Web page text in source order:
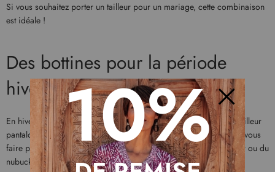
Si vous souhaitez porter un tailleur pour un mariage, cette combinaison
est idéale !
Des bottines pour la période
hivernale
En hiver, des bottines à talons s’accordent parfaitement avec un tailleur
pantalon. Préférez des talons aiguilles pour affiner la silhouette et vous
faire paraître encore plus grande. Au niveau des matières, du cuir ou du
nubuck vous apporteront beaucoup de chic.
Fermer
10%